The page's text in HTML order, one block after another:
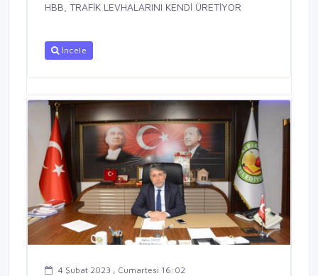
HBB, TRAFİK LEVHALARINI KENDİ ÜRETİYOR
İncele
4 Şubat 2023 , Cumartesi 16:02